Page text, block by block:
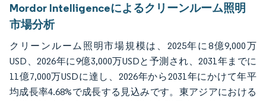
Mordor Intelligenceによるクリーンルーム照明
市場分析
クリーンルーム照明市場規模は、2025年に8億9,000万
USD、2026年に9億3,000万USDと予測され、2031年までに
11億7,000万USDに達し、2026年から2031年にかけて年平
均成長率4.68%で成長する見込みです。東アジアにおける